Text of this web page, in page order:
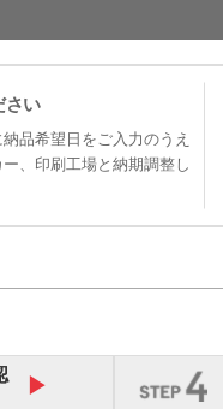
さい
品希望日をご入力のうえ
、印刷工場と納期調整し